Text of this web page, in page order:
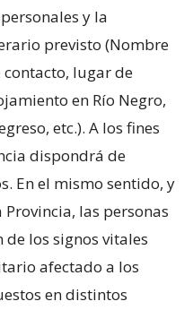
y la
previsto (Nombre
lugar de
en Río Negro,
etc.). A los fines
dispondrá de
En el mismo sentido, y
las personas
los signos vitales
afectado a los
en distintos